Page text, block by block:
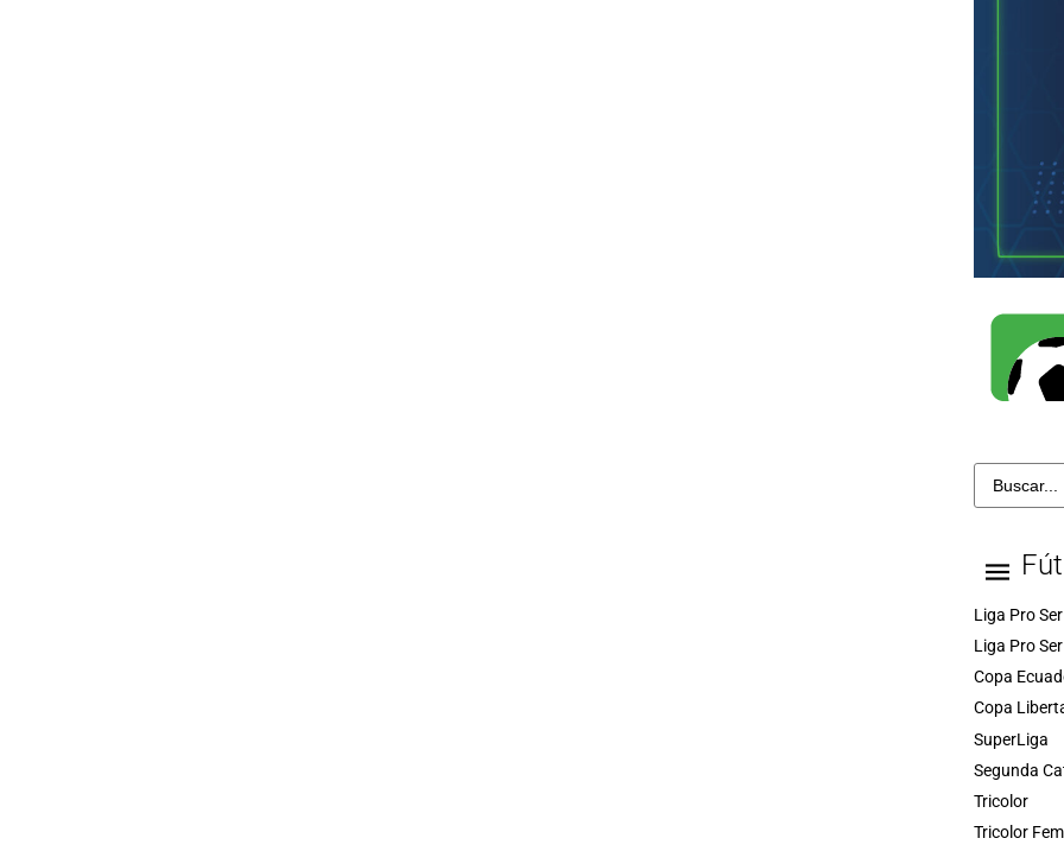
Liga Pro
Liga Pro
Copa
Copa
SuperLiga
Segunda
Tricolor
Tricolor